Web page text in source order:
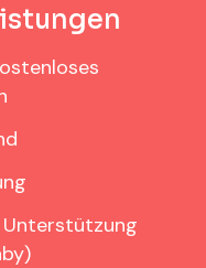
Unterstützung